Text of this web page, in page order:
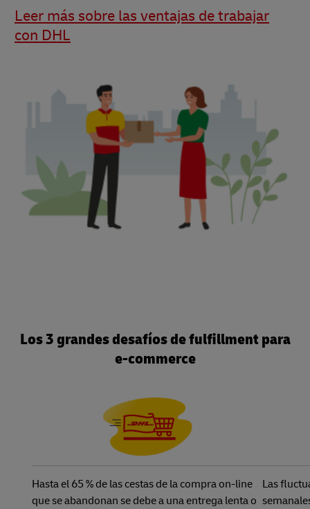
Leer más sobre las ventajas de trabajar
con DHL
Los 3 grandes desafíos de fulfillment para
e-commerce
Hasta el 65 % de las cestas de la compra on-line
que se abandonan se debe a una entrega lenta o
Las